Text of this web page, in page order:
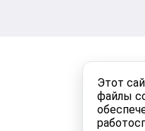
Этот
файлы